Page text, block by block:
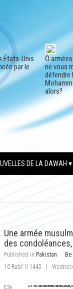
États-Unis
par le
Ô
ne vous
défendre
alors?
DE LA DAWAH
Une armée
des
Published in Pakistan
10 Rabi' II 1445
|